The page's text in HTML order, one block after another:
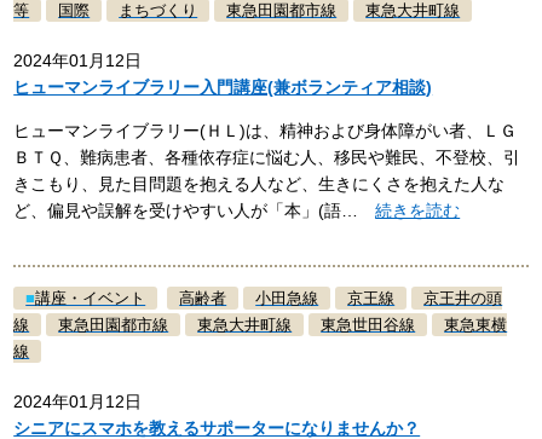
等
国際 まちづくり 東急田園都市線 東急大井町線
2024年01月12日
ヒューマンライブラリー入門講座(兼ボランティア相談)
ヒューマンライブラリー(ＨＬ)は、精神および身体障がい者、ＬＧ
ＢＴＱ、難病患者、各種依存症に悩む人、移民や難民、不登校、引
きこもり、見た目問題を抱える人など、生きにくさを抱えた人な
ど、偏見や誤解を受けやすい人が「本」(語…続きを読む
■講座・イベント 高齢者 小田急線 京王線
京王井の頭
線
東急田園都市線 東急大井町線 東急世田谷線
東急東横
線
2024年01月12日
シニアにスマホを教えるサポーターになりませんか？